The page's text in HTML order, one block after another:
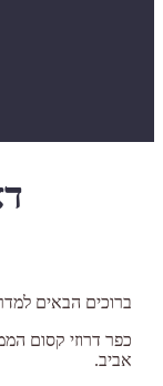
ברוכים הבאים
כפר דרוזי קסום
אביב.